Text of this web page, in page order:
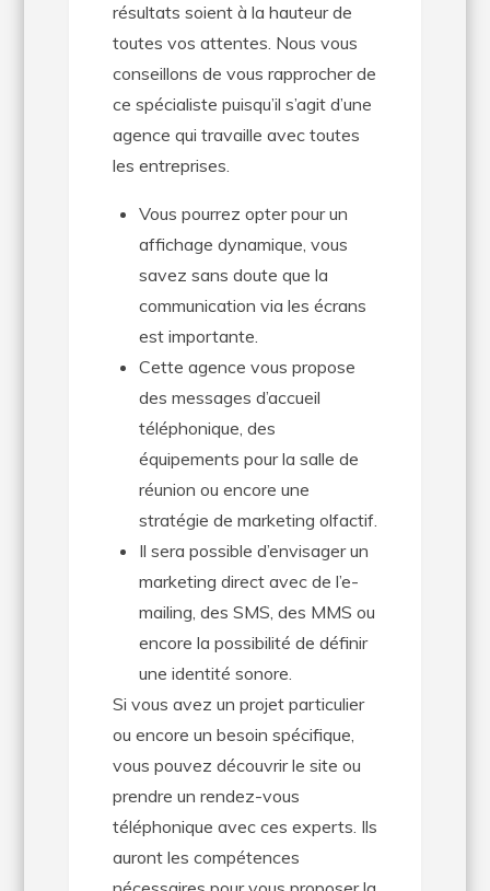
résultats soient à la hauteur de
toutes vos attentes. Nous vous
conseillons de vous rapprocher de
ce spécialiste puisqu’il s’agit d’une
agence qui travaille avec toutes
les entreprises.
Vous pourrez opter pour un
affichage dynamique, vous
savez sans doute que la
communication via les écrans
est importante.
Cette agence vous propose
des messages d’accueil
téléphonique, des
équipements pour la salle de
réunion ou encore une
stratégie de marketing olfactif.
Il sera possible d’envisager un
marketing direct avec de l’e-
mailing, des SMS, des MMS ou
encore la possibilité de définir
une identité sonore.
Si vous avez un projet particulier
ou encore un besoin spécifique,
vous pouvez découvrir le site ou
prendre un rendez-vous
téléphonique avec ces experts. Ils
auront les compétences